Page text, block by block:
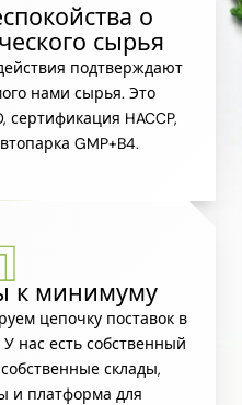
о
сырья
подтверждают
нами сырья. Это
сертификация HACCP,
GMP+B4.
к минимуму
цепочку поставок в
нас есть собственный
склады,
и платформа для